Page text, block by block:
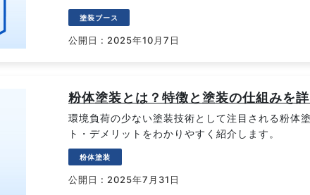
塗装ブース
公開日 : 2025年10月7日
粉体塗装とは？特徴と塗装の仕組みを
環境負荷の少ない塗装技術として注目される粉体
ト・デメリットをわかりやすく紹介します。
粉体塗装
公開日 : 2025年7月31日